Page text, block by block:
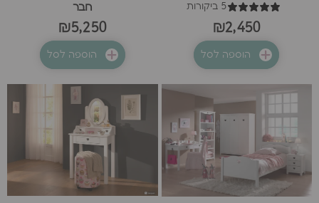
5 ביקורות
₪2,450
הוספה לסל
חבר
₪5,250
הוספה לסל